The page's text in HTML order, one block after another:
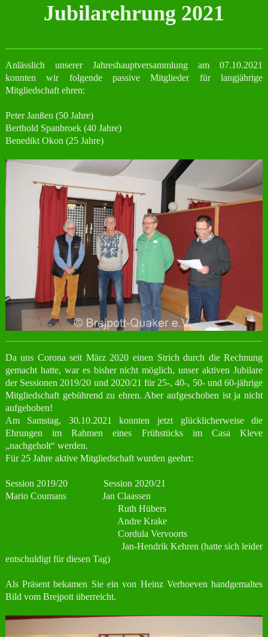
Jubilarehrung 2021
Anlässlich unserer Jahreshauptversammlung am 07.10.2021
konnten wir folgende passive Mitglieder für langjährige
Mitgliedschaft ehren:
Peter Janßen (50 Jahre)
Berthold Spanbroek (40 Jahre)
Benedikt Okon (25 Jahre)
Da uns Corona seit März 2020 einen Strich durch die Rechnung
gemacht hatte, war es bisher nicht möglich, unser aktiven Jubilare
der Sessionen 2019/20 und 2020/21 für 25-, 40-, 50- und 60-jährige
Mitgliedschaft gebührend zu ehren. Aber aufgeschoben ist ja nicht
aufgehoben!
Am Samstag, 30.10.2021 konnten jetzt glücklicherweise die
Ehrungen im Rahmen eines Frühstücks im Casa Kleve
„nachgeholt“ werden.
Für 25 Jahre aktive Mitgliedschaft wurden geehrt:
Session 2019/20 Session 2020/21
Mario Coumans Jan Claassen
Ruth Hübers
Andre Krake
Cordula Vervoorts
Jan-Hendrik Kehren (hatte sich leider
entschuldigt für diesen Tag)
Als Präsent bekamen Sie ein von Heinz Verhoeven handgemaltes
Bild vom Brejpott überreicht.